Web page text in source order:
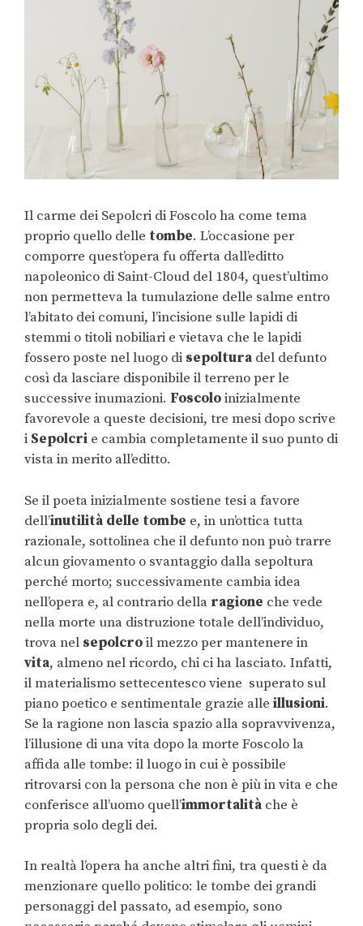
Il carme dei Sepolcri di Foscolo ha come tema
proprio quello delle tombe. L’occasione per
comporre quest’opera fu offerta dall’editto
napoleonico di Saint-Cloud del 1804, quest’ultimo
non permetteva la tumulazione delle salme entro
l’abitato dei comuni, l’incisione sulle lapidi di
stemmi o titoli nobiliari e vietava che le lapidi
fossero poste nel luogo di sepoltura del defunto
così da lasciare disponibile il terreno per le
successive inumazioni. Foscoloinizialmente
favorevole a queste decisioni, tre mesi dopo scrive
i Sepolcri e cambia completamente il suo punto di
vista in merito all’editto.
Se il poeta inizialmente sostiene tesi a favore
dell’inutilità delle tombe e, in un’ottica tutta
razionale, sottolinea che il defunto non può trarre
alcun giovamento o svantaggio dalla sepoltura
perché morto; successivamente cambia idea
nell’opera e, al contrario della ragione che vede
nella morte una distruzione totale dell’individuo,
trova nel sepolcroil mezzo per mantenere in
vita, almeno nel ricordo, chi ci ha lasciato. Infatti,
il materialismo settecentesco viene superato sul
piano poetico e sentimentale grazie alle illusioni.
Se la ragione non lascia spazio alla sopravvivenza,
l’illusione di una vita dopo la morte Foscolo la
affida alle tombe: il luogo in cui è possibile
ritrovarsi con la persona che non è più in vita e che
conferisce all’uomo quell’immortalità che è
propria solo degli dei.
In realtà l’opera ha anche altri fini, tra questi è da
menzionare quello politico: le tombe dei grandi
personaggi del passato, ad esempio, sono